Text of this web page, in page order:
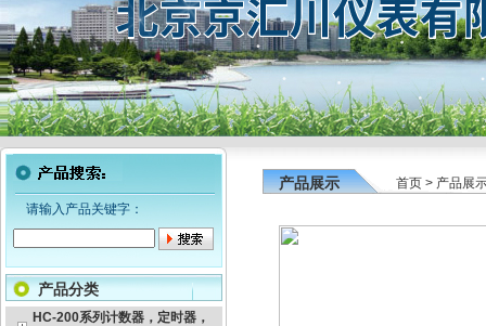
请输入产品关键字：
产品分类
HC-200系列计数器，定时器，
产品展示 首页> 产品展